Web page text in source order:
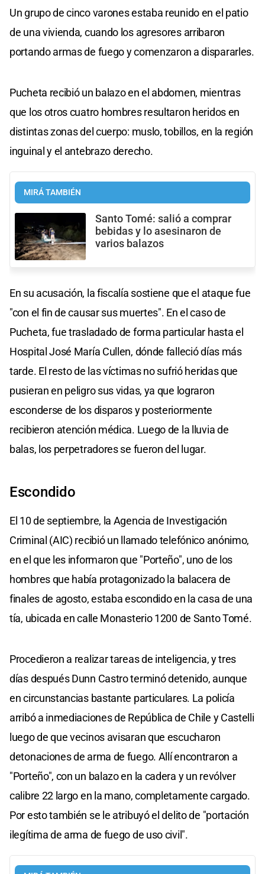
Un grupo de cinco varones estaba reunido en el patio
de una vivienda, cuando los agresores arribaron
portando armas de fuego y comenzaron a dispararles.
Pucheta recibió un balazo en el abdomen, mientras
que los otros cuatro hombres resultaron heridos en
distintas zonas del cuerpo: muslo, tobillos, en la región
inguinal y el antebrazo derecho.
MIRÁ TAMBIÉN
Santo Tomé: salió a comprar
bebidas y lo asesinaron de
varios balazos
En su acusación, la fiscalía sostiene que el ataque fue
"con el fin de causar sus muertes". En el caso de
Pucheta, fue trasladado de forma particular hasta el
Hospital José María Cullen, dónde falleció días más
tarde. El resto de las víctimas no sufrió heridas que
pusieran en peligro sus vidas, ya que lograron
esconderse de los disparos y posteriormente
recibieron atención médica. Luego de la lluvia de
balas, los perpetradores se fueron del lugar.
Escondido
El 10 de septiembre, la Agencia de Investigación
Criminal (AIC) recibió un llamado telefónico anónimo,
en el que les informaron que "Porteño", uno de los
hombres que había protagonizado la balacera de
finales de agosto, estaba escondido en la casa de una
tía, ubicada en calle Monasterio 1200 de Santo Tomé.
Procedieron a realizar tareas de inteligencia, y tres
días después Dunn Castro terminó detenido, aunque
en circunstancias bastante particulares. La policía
arribó a inmediaciones de República de Chile y Castelli
luego de que vecinos avisaran que escucharon
detonaciones de arma de fuego. Allí encontraron a
"Porteño", con un balazo en la cadera y un revólver
calibre 22 largo en la mano, completamente cargado.
Por esto también se le atribuyó el delito de "portación
ilegítima de arma de fuego de uso civil".